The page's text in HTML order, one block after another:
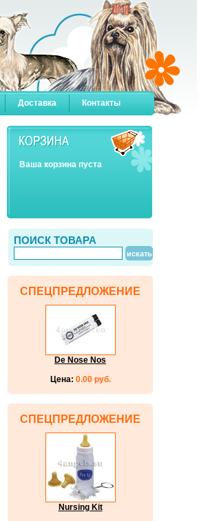
Доставка Контакты
Ваша корзина пуста
ПОИСК ТОВАРА
СПЕЦПРЕДЛОЖЕНИЕ
De Nose Nos
Цена: 0.00 руб.
СПЕЦПРЕДЛОЖЕНИЕ
Nursing Kit